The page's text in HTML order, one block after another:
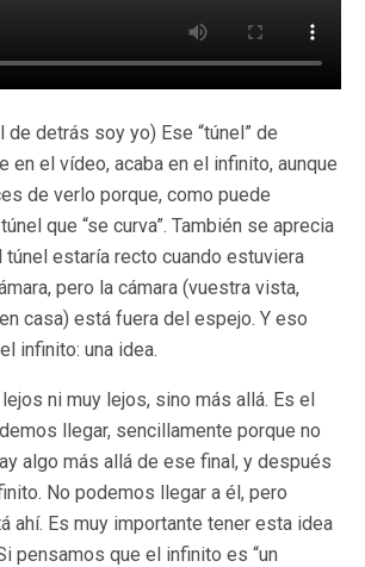
de detrás soy yo) Ese “túnel” de
en el vídeo, acaba en el infinito, aunque
de verlo porque, como puede
que “se curva”. También se aprecia
estaría recto cuando estuviera
pero la cámara (vuestra vista,
casa) está fuera del espejo. Y eso
infinito: una idea.
ni muy lejos, sino más allá. Es el
llegar, sencillamente porque no
algo más allá de ese final, y después
No podemos llegar a él, pero
ahí. Es muy importante tener esta idea
pensamos que el infinito es “un